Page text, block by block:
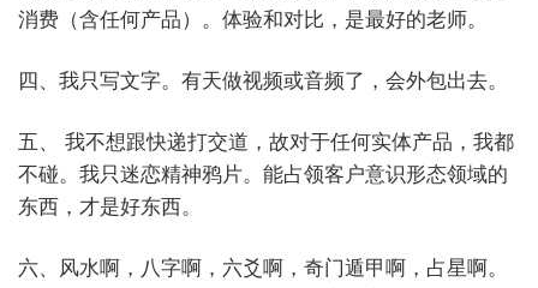
消费（含任何产品）。体验和对比，是最好的老师。
四、我只写文字。有天做视频或音频了，会外包出去。
五、 我不想跟快递打交道，故对于任何实体产品，我都
不碰。我只迷恋精神鸦片。能占领客户意识形态领域的
东西，才是好东西。
六、风水啊，八字啊，六爻啊，奇门遁甲啊，占星啊。